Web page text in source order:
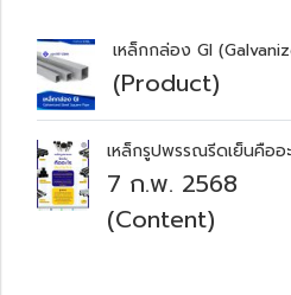
เหล็กกล่อง GI
(Product)
เหล็กรูปพรรณรีดเย็นคืออะ
7 ก.พ. 2568
(Content)